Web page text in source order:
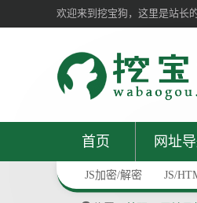
欢迎来到挖宝狗，这里是站长
首页 网址
JS加密/解密 JS/